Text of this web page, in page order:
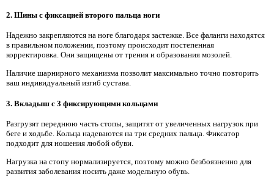
2. Шины с фиксацией второго пальца ноги
Надежно закрепляются на ноге благодаря застежке. Все фаланги находятся
в правильном положении, поэтому происходит постепенная
корректировка. Они защищены от трения и образования мозолей.
Наличие шарнирного механизма позволит максимально точно повторить
ваш индивидуальный изгиб сустава.
3. Вкладыш с 3 фиксирующими кольцами
Разгрузят переднюю часть стопы, защитят от увеличенных нагрузок при
беге и ходьбе. Кольца надеваются на три средних пальца. Фиксатор
подходит для ношения любой обуви.
Нагрузка на стопу нормализируется, поэтому можно безбоязненно для
развития заболевания носить даже модельную обувь.